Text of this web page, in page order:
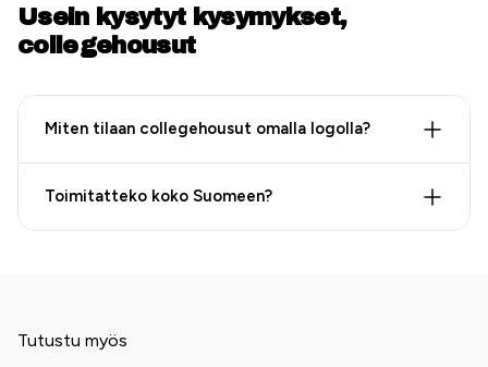
Usein kysytyt kysymykset,
collegehousut
Miten tilaan collegehousut omalla logolla?
Toimitatteko koko Suomeen?
Tutustu myös